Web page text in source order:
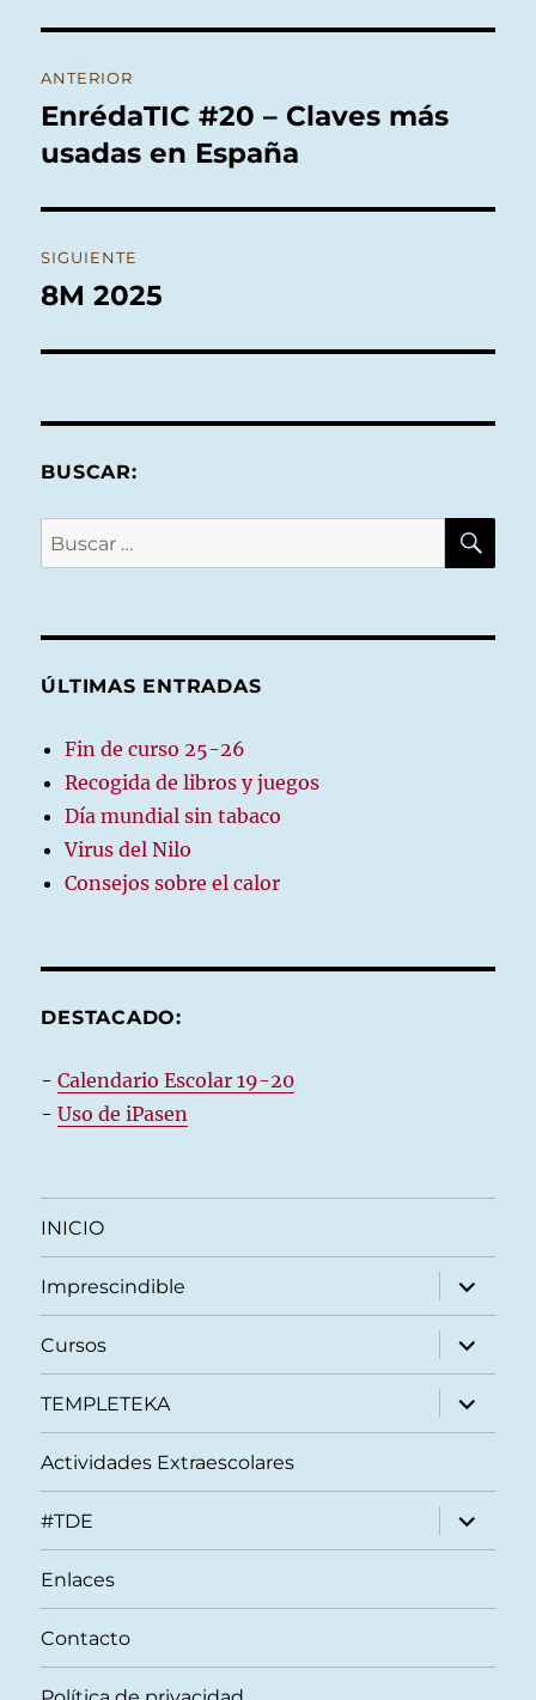
de
entradas
ANTERIOR
Entrada
anterior:
EnrédaTIC #20 – Claves más
usadas en España
SIGUIENTE
Entrada
8M 2025
BUSCAR:
Buscar
por:
ÚLTIMAS ENTRADAS
Fin de curso 25-26
Recogida de libros y juegos
Día mundial sin tabaco
Virus del Nilo
Consejos sobre el calor
DESTACADO:
-Calendario Escolar 19-20
-Uso de iPasen
INICIO
Imprescindible
expande
el
menú
inferior
Cursos
expande
el
menú
inferior
TEMPLETEKA
expande
el
menú
Actividades Extraescolares
#TDE
expande
el
menú
Enlaces
Contacto